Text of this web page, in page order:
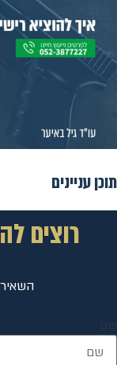
תוכן עניינים
רוצים
שם